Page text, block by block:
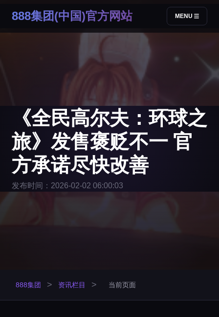
888集团(中国)官方网站 MENU
《全民高尔夫：环球之
旅》发售褒贬不一 官
方承诺尽快改善
发布时间：2026-02-02 06:00:03
888集团 > 资讯栏目 > 当前页面